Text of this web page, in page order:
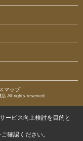
マップ
All rights reserved.
ービス向上検討を目的と
ご確認ください。